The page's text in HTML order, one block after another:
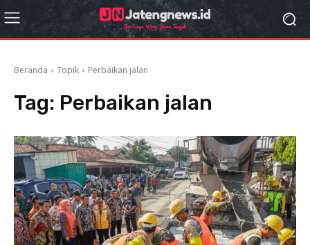
Beranda Topik Perbaikan jalan
Tag: Perbaikan jalan